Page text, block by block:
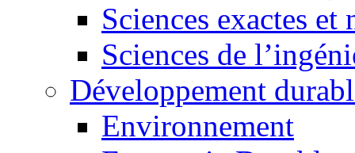
Sciences exactes et
Sciences de
Développement
Environnement